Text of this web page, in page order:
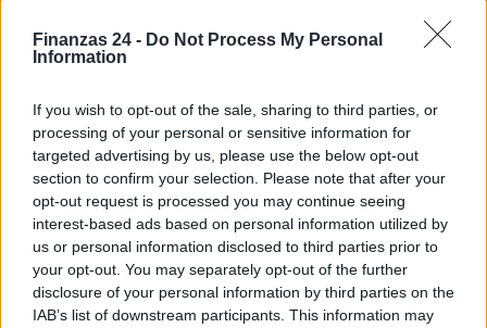
Finanzas 24 - Do Not Process My Personal
Information
If you wish to opt-out of the sale, sharing to third parties, or
processing of your personal or sensitive information for
targeted advertising by us, please use the below opt-out
section to confirm your selection. Please note that after your
opt-out request is processed you may continue seeing
interest-based ads based on personal information utilized by
us or personal information disclosed to third parties prior to
your opt-out. You may separately opt-out of the further
disclosure of your personal information by third parties on the
IAB’s list of downstream participants. This information may
Sigue leyendo
FINANZAS